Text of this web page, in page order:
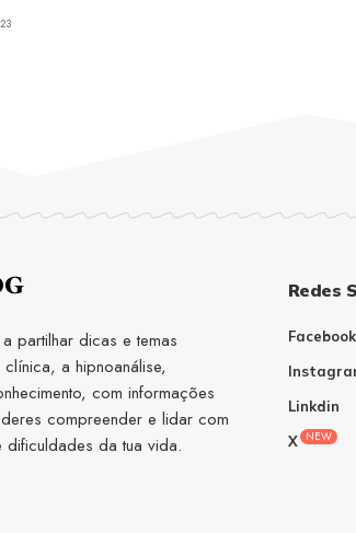
partilhar dicas e temas
a hipnoanálise,
com informações
compreender e lidar com
dificuldades da tua vida.
Redes
Facebook
Linkdin
X NEW